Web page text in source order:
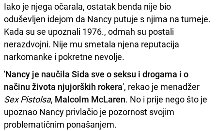
Iako je njega očarala, ostatak benda nije bio
oduševljen idejom da Nancy putuje s njima na turneje.
Kada su se upoznali 1976., odmah su postali
nerazdvojni. Nije mu smetala njena reputacija
narkomanke i pokretne nevolje.
'Nancy je naučila Sida sve o seksu i drogama i o
načinu života njujorških rokera', rekao je menadžer
Sex Pistolsa, Malcolm McLaren. No i prije nego što je
upoznao Nancy privlačio je pozornost svojim
problematičnim ponašanjem.